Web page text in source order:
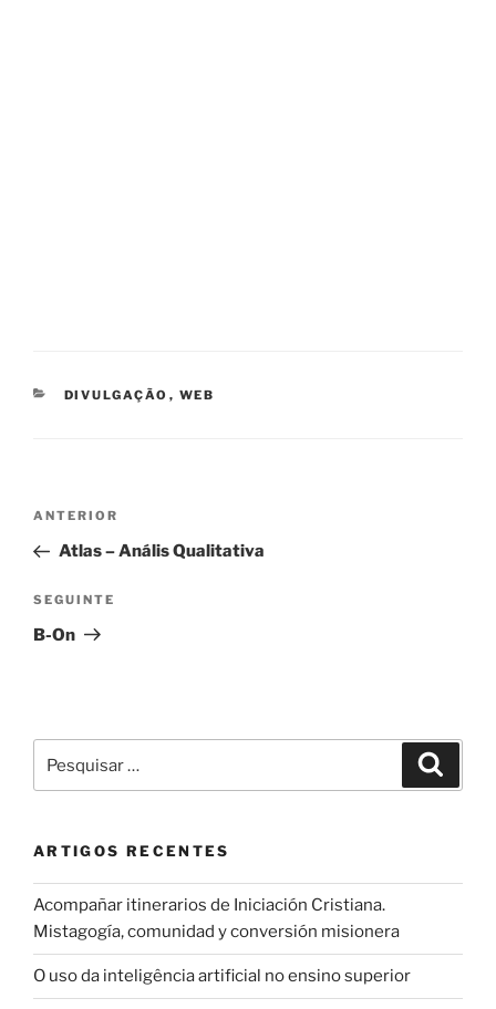
CATEGORIAS
DIVULGAÇÃO , WEB
Navegação
artigos
Conteúdo
anterior
ANTERIOR
Atlas – Anális Qualitativa
Conteúdo
seguinte
SEGUINTE
B-On
por:
ARTIGOS RECENTES
Acompañar itinerarios de Iniciación Cristiana.
Mistagogía, comunidad y conversión misionera
O uso da inteligência artificial no ensino superior